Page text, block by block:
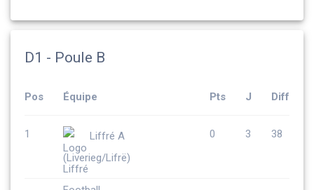
D1 - Poule B
Pos Équipe Pts J Diff
1
Liffré A
(Liverieg/Lifrë)
0 3 38